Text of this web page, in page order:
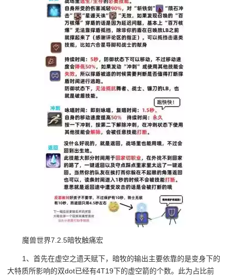
魔兽世界7.2.5暗牧触痛宏
1、首先在虚空之遗天赋下，暗牧的输出主要依靠的是变身下的
大特质所影响的双dot已经有4T19下的虚空箭的个数。此为占比前